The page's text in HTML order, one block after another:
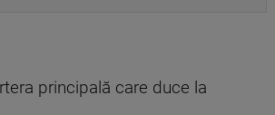
principală care duce la